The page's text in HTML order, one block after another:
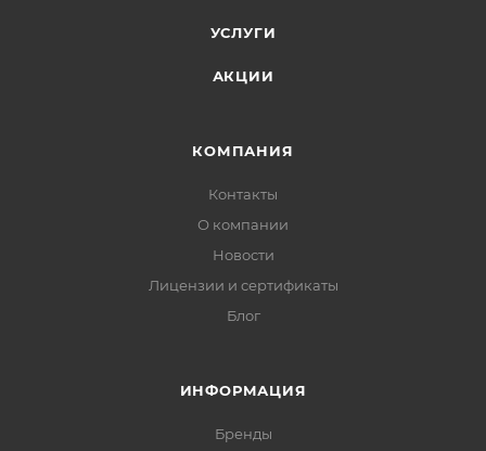
УСЛУГИ
АКЦИИ
КОМПАНИЯ
Контакты
О компании
Новости
Лицензии и сертификаты
Блог
ИНФОРМАЦИЯ
Бренды